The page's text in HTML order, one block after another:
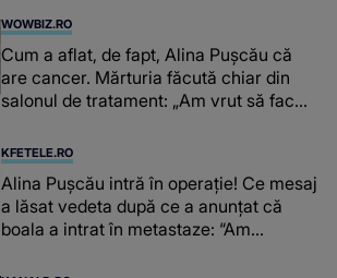
WOWBIZ.RO
Cum a aflat, de fapt, Alina Pușcău că
are cancer. Mărturia făcută chiar din
salonul de tratament: „Am vrut să fac
înțepe sânul”
KFETELE.RO
Alina Pușcău intră în operație! Ce mesaj
a lăsat vedeta după ce a anunțat că
boala a intrat în metastaze: “Am